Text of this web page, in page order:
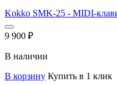
Kokko SMK-25 - MIDI-
9 900 ₽
В наличии
В корзину Купить в 1 клик